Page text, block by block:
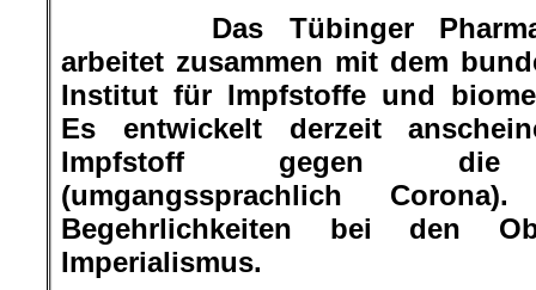
Das Tübinger
arbeitet zusammen mit dem
Institut für Impfstoffe und
Es entwickelt derzeit
Impfstoff gegen die
(umgangssprachlich
Begehrlichkeiten bei den
Imperialismus.